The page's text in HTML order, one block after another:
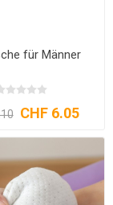
für Männer
CHF 6.05